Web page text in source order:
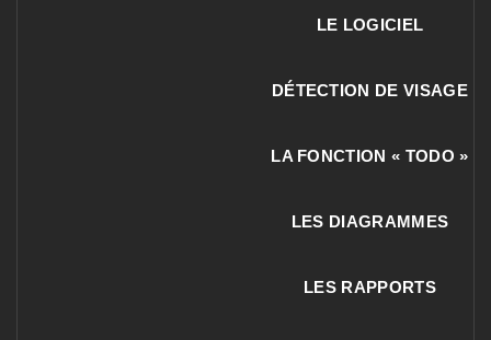
LE LOGICIEL
DÉTECTION DE VISAGE
LA FONCTION « TODO »
LES DIAGRAMMES
LES RAPPORTS